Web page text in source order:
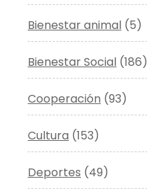
Bienestar animal (5)
Bienestar Social (186)
Cooperación (93)
Cultura (153)
Deportes (49)